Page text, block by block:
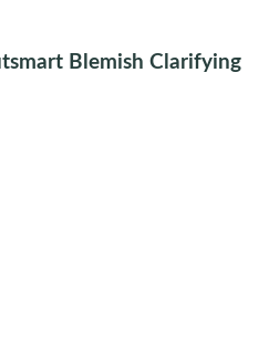
Blemish Clarifying